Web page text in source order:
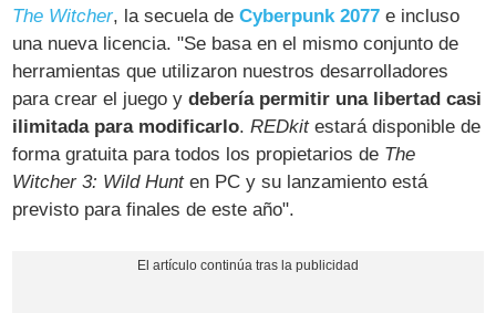
The Witcher, la secuela deCyberpunk 2077 e incluso
una nueva licencia. "Se basa en el mismo conjunto de
herramientas que utilizaron nuestros desarrolladores
para crear el juego ydebería permitir una libertad casi
ilimitada para modificarlo.REDkitestará disponible de
forma gratuita para todos los propietarios de The
Witcher 3: Wild Hunten PC y su lanzamiento está
previsto para finales de este año".